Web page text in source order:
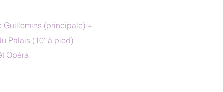
Guillemins (principale) +
Palais (10' à pied)
Opéra